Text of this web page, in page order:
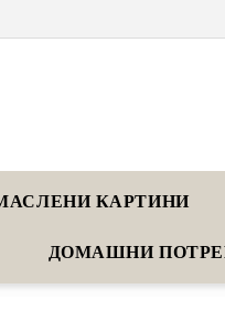
КАРТИНИ
ДОМАШНИ